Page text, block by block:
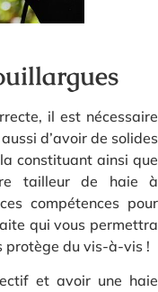
il est nécessaire
d’avoir de solides
constituant ainsi que
tailleur de haie à
compétences pour
qui vous permettra
protège du vis-à-vis !
et avoir une haie